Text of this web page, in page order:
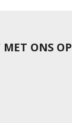
ONS OP